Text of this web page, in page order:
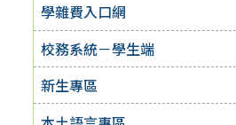
學雜費入口網
校務系統－學生端
新生專區